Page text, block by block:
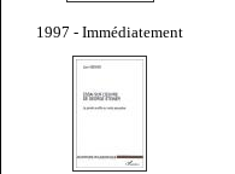
1997 - Immédiatement